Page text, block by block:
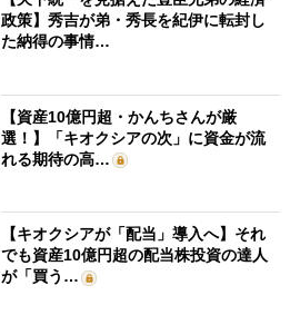
政策】秀吉が弟・秀長を紀伊に転封し
た納得の事情…
【資産10億円超・かんちさんが厳
選！】「キオクシアの次」に資金が流
れる期待の高…
【キオクシアが「配当」導入へ】それ
でも資産10億円超の配当株投資の達人
が「買う…